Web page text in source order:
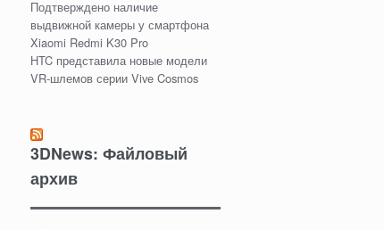
Подтверждено наличие
выдвижной камеры у смартфона
Xiaomi Redmi K30 Pro
HTC представила новые модели
VR-шлемов серии Vive Cosmos
3DNews: Файловый
архив